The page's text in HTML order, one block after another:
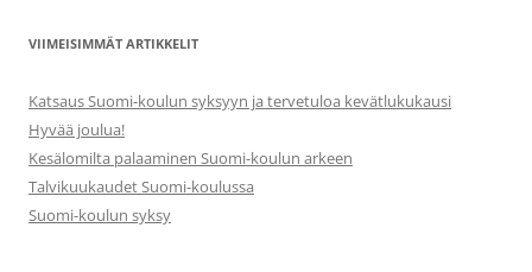
VIIMEISIMMÄT ARTIKKELIT
Katsaus Suomi-koulun syksyyn ja tervetuloa kevätlukukausi
Hyvää joulua!
Kesälomilta palaaminen Suomi-koulun arkeen
Talvikuukaudet Suomi-koulussa
Suomi-koulun syksy